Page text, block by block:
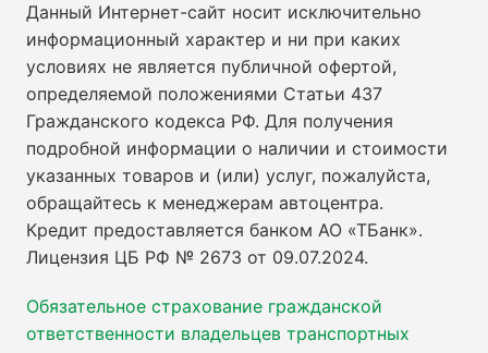
Данный Интернет-сайт носит исключительно
информационный характер и ни при каких
условиях не является публичной офертой,
определяемой положениями Статьи 437
Гражданского кодекса РФ. Для получения
подробной информации о наличии и стоимости
указанных товаров и (или) услуг, пожалуйста,
обращайтесь к менеджерам автоцентра.
Кредит предоставляется банком АО «ТБанк».
Лицензия ЦБ РФ № 2673 от 09.07.2024.
Обязательное страхование гражданской
ответственности владельцев транспортных